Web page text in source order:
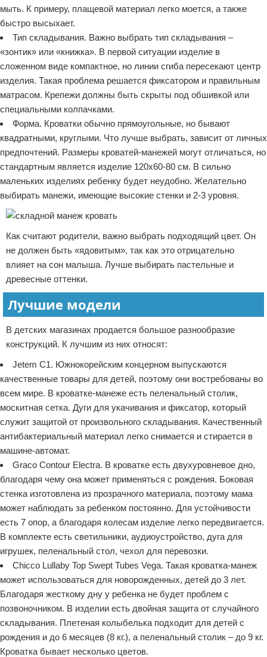
мыть. К примеру, плащевой материал легко моется, а также
быстро высыхает.
Тип складывания. Важно выбрать тип складывания –
«зонтик» или «книжка». В первой ситуации изделие в
сложенном виде компактное, но линии сгиба пересекают центр
изделия. Такая проблема решается фиксатором и правильным
матрасом. Крепежи должны быть скрыты под обшивкой или
специальными колпачками.
Форма. Кроватки обычно прямоугольные, но бывают
квадратными, круглыми. Что лучше выбрать, зависит от личных
предпочтений. Размеры кроватей-манежей могут отличаться, но
стандартным является изделие 120х60-80 см. В сильно
маленьких изделиях ребенку будет неудобно. Желательно
выбирать манежи, имеющие высокие стенки и 2-3 уровня.
Как считают родители, важно выбрать подходящий цвет. Он
не должен быть «ядовитым», так как это отрицательно
влияет на сон малыша. Лучше выбирать пастельные и
древесные оттенки.
Лучшие модели
В детских магазинах продается большое разнообразие
конструкций. К лучшим из них относят:
Jetem C1. Южнокорейским концерном выпускаются
качественные товары для детей, поэтому они востребованы во
всем мире. В кроватке-манеже есть пеленальный столик,
москитная сетка. Дуги для укачивания и фиксатор, который
служит защитой от произвольного складывания. Качественный
антибактериальный материал легко снимается и стирается в
машине-автомат.
Graco Contour Electra. В кроватке есть двухуровневое дно,
благодаря чему она может применяться с рождения. Боковая
стенка изготовлена из прозрачного материала, поэтому мама
может наблюдать за ребенком постоянно. Для устойчивости
есть 7 опор, а благодаря колесам изделие легко передвигается.
В комплекте есть светильники, аудиоустройство, дуга для
игрушек, пеленальный стол, чехол для перевозки.
Chicco Lullaby Top Swept Tubes Vega. Такая кроватка-манеж
может использоваться для новорожденных, детей до 3 лет.
Благодаря жесткому дну у ребенка не будет проблем с
позвоночником. В изделии есть двойная защита от случайного
складывания. Плетеная колыбелька подходит для детей с
рождения и до 6 месяцев (8 кг.), а пеленальный столик – до 9 кг.
Кроватка бывает несколько цветов.